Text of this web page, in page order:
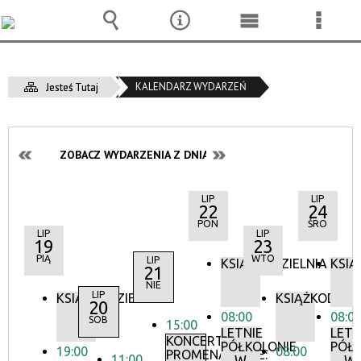
Jesteś Tutaj KALENDARZ WYDARZEŃ
ZOBACZ WYDARZENIA Z DNIA:
LIP
19
PIĄ
KSIĄŻKODZIELNIA
19:00
LIP
20
SOB
LIP
21
NIE
15:00
KONCERTY
PROMENADOWE:
LIP
22
PON
KSIĄŻKODZIELNIA
08:00
LETNIE
PÓŁKOLONIE
LIP
23
WTO
08:00
LIP
24
ŚRO
08:00
Wyszukiwarka
NarzędziaMenu
Menu